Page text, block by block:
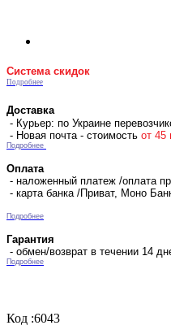
Система скидок
Подробнее
Доставка
- Курьер: по Украине
- Новая почта - стоимость от 45
Подробнее
Оплата
- наложенный платеж /оплата
- карта банка /Приват, Моно
Подробнее
Гарантия
- обмен/возврат в течении 14
Подробнее
Код :6043